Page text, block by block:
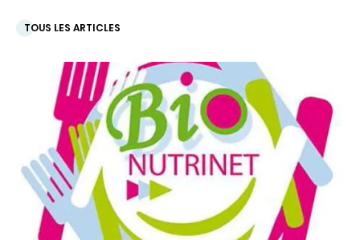
TOUS LES ARTICLES